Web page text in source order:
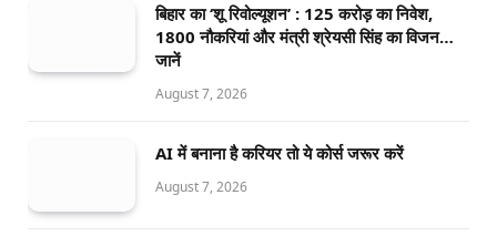
बिहार का ‘शू रिवोल्यूशन’ : 125 करोड़ का निवेश,
1800 नौकरियां और मंत्री श्रेयसी सिंह का विजन…
जानें
August 7, 2026
AI में बनाना है करियर तो ये कोर्स जरूर करें
August 7, 2026